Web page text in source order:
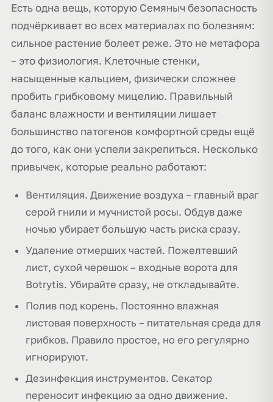
Есть одна вещь, которую Семяныч безопасность
подчёркивает во всех материалах по болезням:
сильное растение болеет реже. Это не метафора
– это физиология. Клеточные стенки,
насыщенные кальцием, физически сложнее
пробить грибковому мицелию. Правильный
баланс влажности и вентиляции лишает
большинство патогенов комфортной среды ещё
до того, как они успели закрепиться. Несколько
привычек, которые реально работают:
Вентиляция. Движение воздуха – главный враг
серой гнили и мучнистой росы. Обдув даже
ночью убирает большую часть риска сразу.
Удаление отмерших частей. Пожелтевший
лист, сухой черешок – входные ворота для
Botrytis. Убирайте сразу, не откладывайте.
Полив под корень. Постоянно влажная
листовая поверхность – питательная среда для
грибков. Правило простое, но его регулярно
игнорируют.
Дезинфекция инструментов. Секатор
переносит инфекцию за одно движение.